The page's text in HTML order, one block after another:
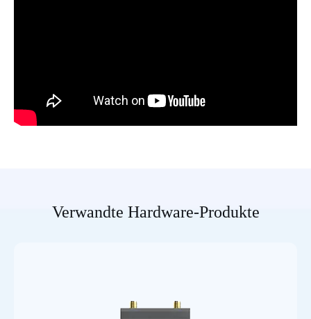
Verwandte Hardware-Produkte